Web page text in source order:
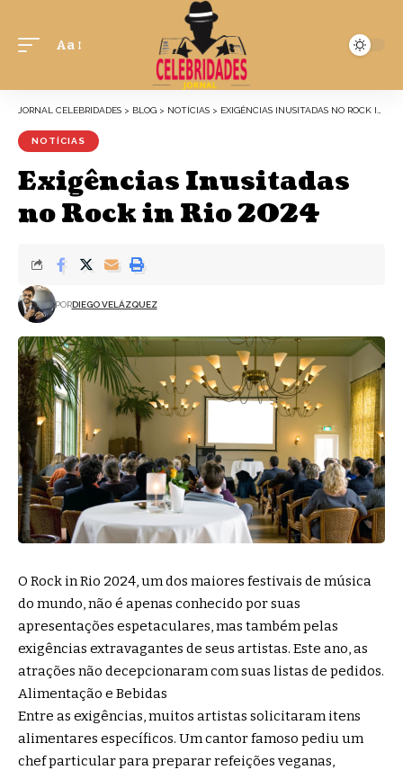
Aa
JORNAL CELEBRIDADES > BLOG > NOTÍCIAS > EXIGÊNCIAS INUSITADAS NO ROCK IN RIO 2024
NOTÍCIAS
Exigências Inusitadas
no Rock in Rio 2024
PORDIEGO VELÁZQUEZ
O Rock in Rio 2024, um dos maiores festivais de música
do mundo, não é apenas conhecido por suas
apresentações espetaculares, mas também pelas
exigências extravagantes de seus artistas. Este ano, as
atrações não decepcionaram com suas listas de pedidos.
Alimentação e Bebidas
Entre as exigências, muitos artistas solicitaram itens
alimentares específicos. Um cantor famoso pediu um
chef particular para preparar refeições veganas,